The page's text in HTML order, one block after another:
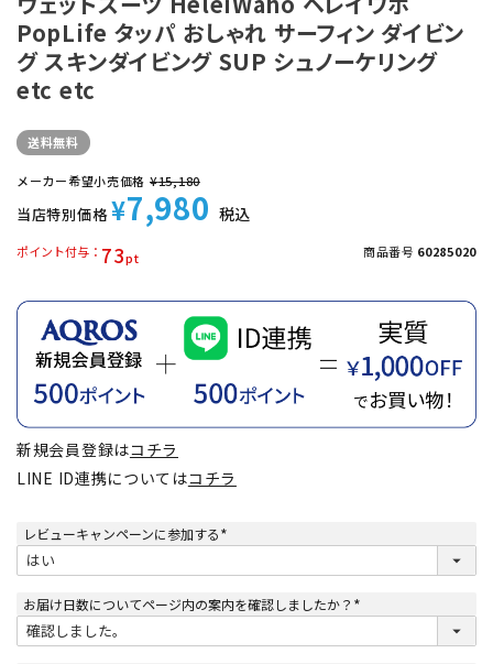
PopLife タッパ おしゃれ サーフィン ダイビン
グ スキンダイビング SUP シュノーケリング
etc etc
送料無料
メーカー希望小売価格 ¥15,180
当店特別価格 ¥7,980 税込
73
ポイント付与 商品番号 60285020
新規会員登録はコチラ
LINE ID連携についてはコチラ
レビューキャンペーンに参加する
(
須
お届け日数についてページ内の案内を確認しましたか？
(
須